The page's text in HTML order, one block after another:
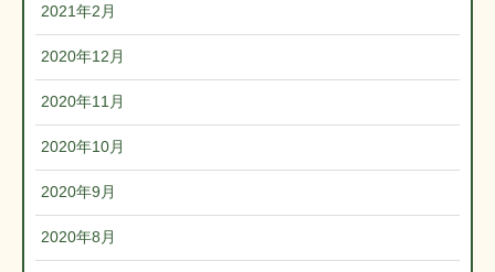
2021年2月
2020年12月
2020年11月
2020年10月
2020年9月
2020年8月